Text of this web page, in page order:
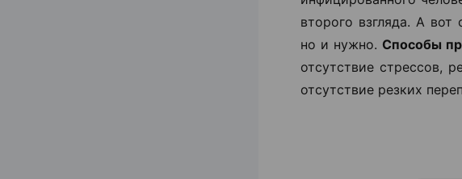
второго взгляда. А
но и нужно. Способы
отсутствие стрессов,
отсутствие резких